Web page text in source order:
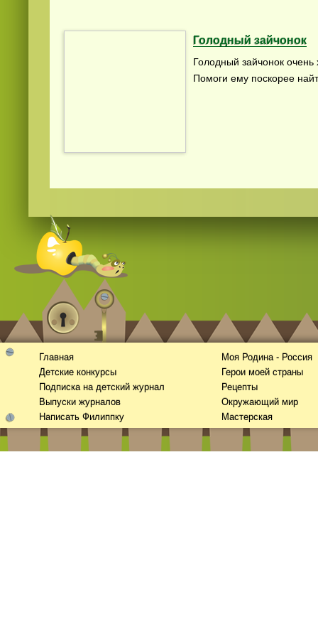
Голодный зайчонок
Голодный зайчонок очень
Помоги ему поскорее
Главная
Детские конкурсы
Подписка на детский журнал
Выпуски журналов
Написать Филиппку
Моя Родина - Россия
Герои моей страны
Рецепты
Окружающий мир
Мастерская